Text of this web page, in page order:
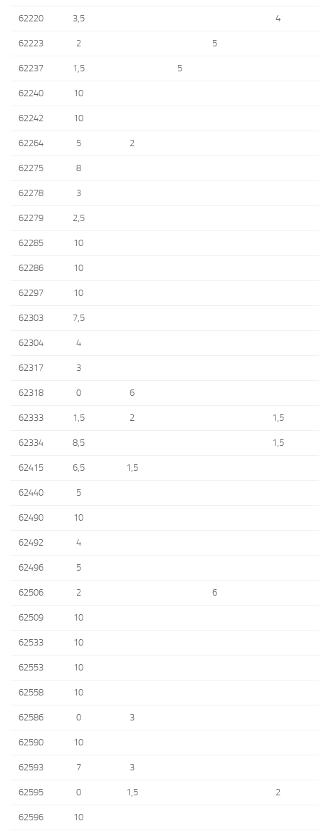
62220 3,5 4
62223 2 5
62237 1,5 5
62240 10
62242 10
62264 5 2
62275 8
62278 3
62279 2,5
62285 10
62286 10
62297 10
62303 7,5
62304 4
62317 3
62318 0 6
62333 1,5 2 1,5
62334 8,5 1,5
62415 6,5 1,5
62440 5
62490 10
62492 4
62496 5
62506 2 6
62509 10
62533 10
62553 10
62558 10
62586 0 3
62590 10
62593 7 3
62595 0 1,5 2
62596 10